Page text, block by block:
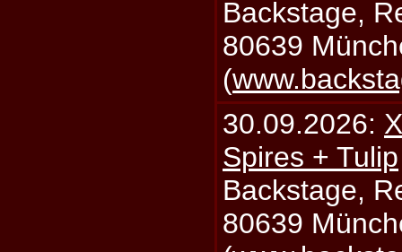
Backstage,
80639
(
30.09.2026:
Spires + Tulip
Backstage,
80639